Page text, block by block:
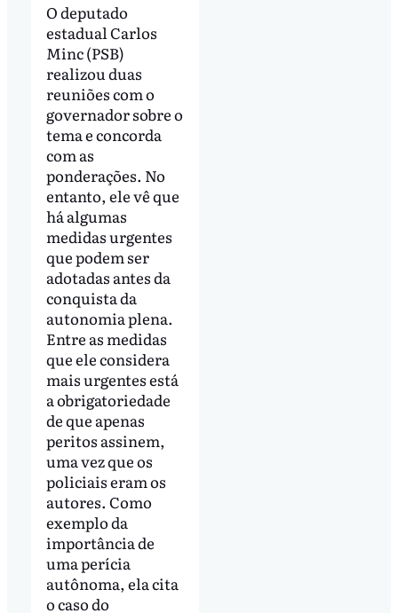
O deputado
estadual Carlos
Minc (PSB)
realizou duas
reuniões com o
governador sobre o
tema e concorda
com as
ponderações. No
entanto, ele vê que
há algumas
medidas urgentes
que podem ser
adotadas antes da
conquista da
autonomia plena.
Entre as medidas
que ele considera
mais urgentes está
a obrigatoriedade
de que apenas
peritos assinem,
uma vez que os
policiais eram os
autores. Como
exemplo da
importância de
uma perícia
autônoma, ela cita
o caso do